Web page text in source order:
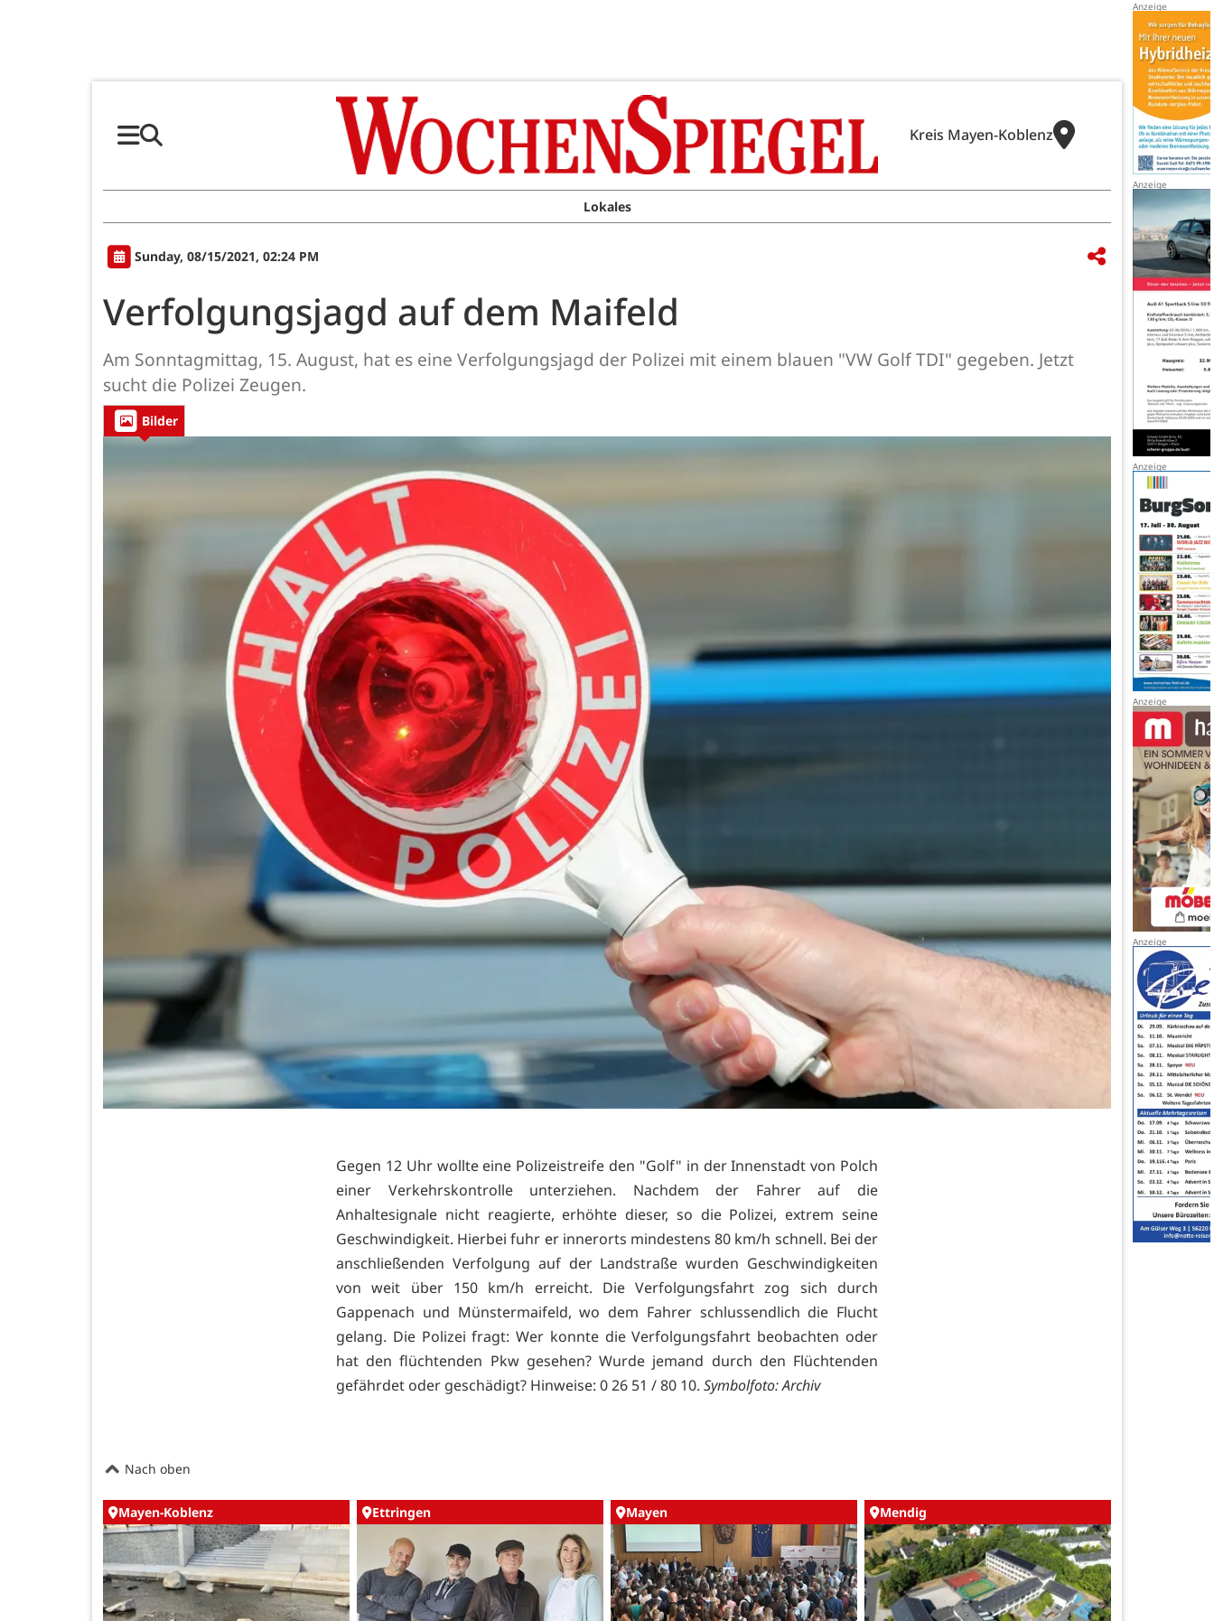
Kreis Mayen-Koblenz
Lokales
Sunday, 08/15/2021, 02:24 PM
Verfolgungsjagd auf dem Maifeld
Am Sonntagmittag, 15. August, hat es eine Verfolgungsjagd der Polizei mit einem blauen "VW Golf TDI" gegeben. Jetzt
sucht die Polizei Zeugen.
Bilder
Gegen 12 Uhr wollte eine Polizeistreife den "Golf" in der Innenstadt von Polch
einer Verkehrskontrolle unterziehen. Nachdem der Fahrer auf die
Anhaltesignale nicht reagierte, erhöhte dieser, so die Polizei, extrem seine
Geschwindigkeit. Hierbei fuhr er innerorts mindestens 80 km/h schnell. Bei der
anschließenden Verfolgung auf der Landstraße wurden Geschwindigkeiten
von weit über 150 km/h erreicht. Die Verfolgungsfahrt zog sich durch
Gappenach und Münstermaifeld, wo dem Fahrer schlussendlich die Flucht
gelang. Die Polizei fragt: Wer konnte die Verfolgungsfahrt beobachten oder
hat den flüchtenden Pkw gesehen? Wurde jemand durch den Flüchtenden
gefährdet oder geschädigt? Hinweise: 0 26 51 / 80 10. Symbolfoto: Archiv
Nach oben
Mayen-Koblenz Ettringen Mayen Mendig